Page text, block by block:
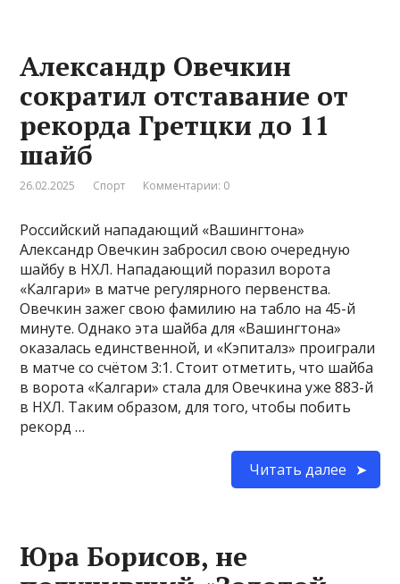
Александр Овечкин
сократил отставание от
рекорда Гретцки до 11
шайб
26.02.2025 Спорт Комментарии: 0
Российский нападающий «Вашингтона»
Александр Овечкин забросил свою очередную
шайбу в НХЛ. Нападающий поразил ворота
«Калгари» в матче регулярного первенства.
Овечкин зажег свою фамилию на табло на 45-й
минуте. Однако эта шайба для «Вашингтона»
оказалась единственной, и «Кэпиталз» проиграли
в матче со счётом 3:1. Стоит отметить, что шайба
в ворота «Калгари» стала для Овечкина уже 883-й
в НХЛ. Таким образом, для того, чтобы побить
рекорд …
Читать далее
Юра Борисов, не